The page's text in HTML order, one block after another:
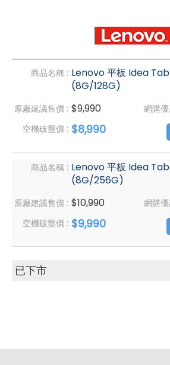
商品名稱 : Lenovo 平板 Idea
(8G/128G)
原廠建議售價 : $9,990 網購
空機破盤價 : $8,990
商品名稱 : Lenovo 平板 Idea
(8G/256G)
原廠建議售價 : $10,990 網購
空機破盤價 : $9,990
已下市